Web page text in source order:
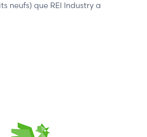
neufs) que REI Industry a